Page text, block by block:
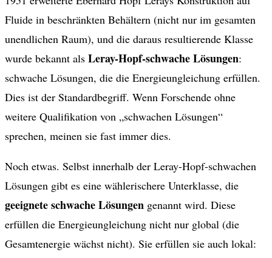
Fluide in beschränkten Behältern (nicht nur im gesamten
unendlichen Raum), und die daraus resultierende Klasse
wurde bekannt als Leray-Hopf-schwache Lösungen:
schwache Lösungen, die die Energieungleichung erfüllen.
Dies ist der Standardbegriff. Wenn Forschende ohne
weitere Qualifikation von „schwachen Lösungen“
sprechen, meinen sie fast immer dies.
Noch etwas. Selbst innerhalb der Leray-Hopf-schwachen
Lösungen gibt es eine wählerischere Unterklasse, die
geeignete schwache Lösungen genannt wird. Diese
erfüllen die Energieungleichung nicht nur global (die
Gesamtenergie wächst nicht). Sie erfüllen sie auch lokal: